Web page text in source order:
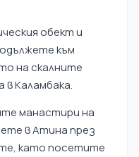
обект и
към
на скалните
Каламбака.
манастири на
в Атина през
като посетите